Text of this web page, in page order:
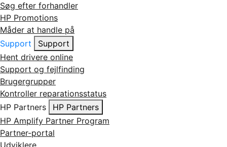
Søg efter forhandler
HP Promotions
Måder at handle på
Support
Support
Hent drivere online
Support og fejlfinding
Brugergrupper
Kontroller reparationsstatus
HP Partners
HP Partners
HP Amplify Partner Program
Partner-portal
Udviklere